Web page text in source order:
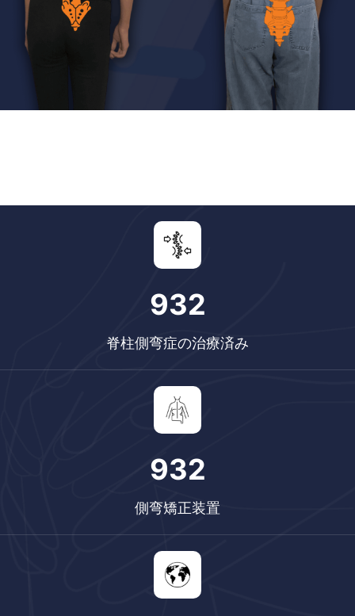
1090
脊柱側弯症の治療済み
1090
側弯矯正装置